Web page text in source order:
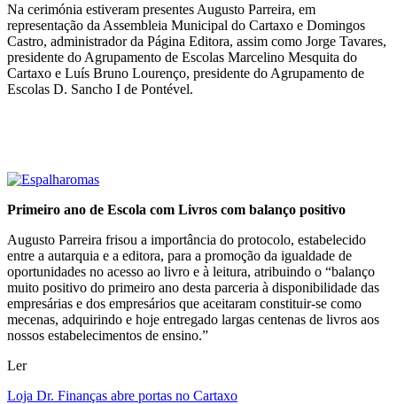
Na cerimónia estiveram presentes Augusto Parreira, em
representação da Assembleia Municipal do Cartaxo e Domingos
Castro, administrador da Página Editora, assim como Jorge Tavares,
presidente do Agrupamento de Escolas Marcelino Mesquita do
Cartaxo e Luís Bruno Lourenço, presidente do Agrupamento de
Escolas D. Sancho I de Pontével.
Primeiro ano de Escola com Livros com balanço positivo
Augusto Parreira frisou a importância do protocolo, estabelecido
entre a autarquia e a editora, para a promoção da igualdade de
oportunidades no acesso ao livro e à leitura, atribuindo o “balanço
muito positivo do primeiro ano desta parceria à disponibilidade das
empresárias e dos empresários que aceitaram constituir-se como
mecenas, adquirindo e hoje entregado largas centenas de livros aos
nossos estabelecimentos de ensino.”
Ler
Loja Dr. Finanças abre portas no Cartaxo